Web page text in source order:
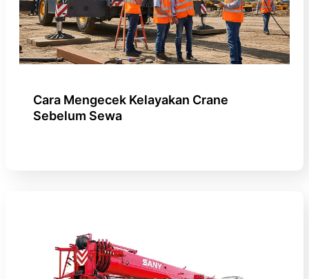
Cara Mengecek Kelayakan Crane
Sebelum Sewa